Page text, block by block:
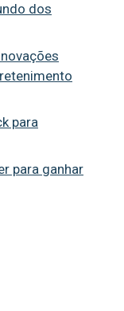
dos
para
para ganhar